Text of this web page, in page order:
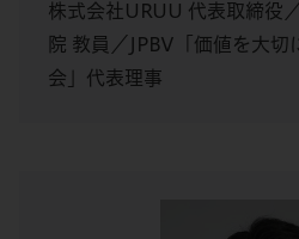
株式会社URUU 代表取締役
院 教員／JPBV「価値を大切
会」代表理事